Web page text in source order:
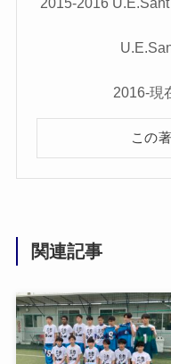
U.E.Sant
2016-現
この
関連記事